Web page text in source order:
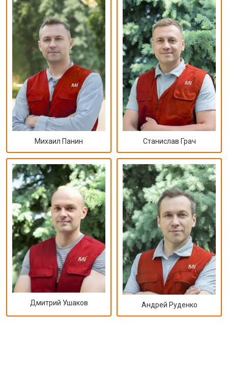
Михаил Панин Станислав Грач
Дмитрий Ушаков Андрей Руденко